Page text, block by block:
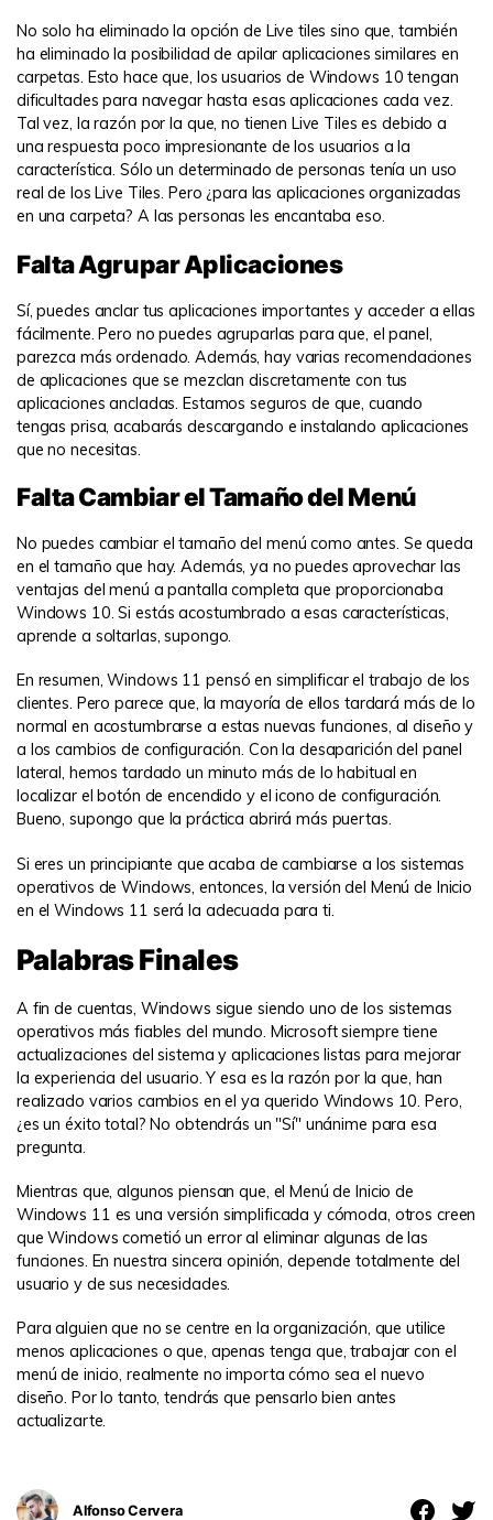
No solo ha eliminado la opción de Live tiles sino que, también
ha eliminado la posibilidad de apilar aplicaciones similares en
carpetas. Esto hace que, los usuarios de Windows 10 tengan
dificultades para navegar hasta esas aplicaciones cada vez.
Tal vez, la razón por la que, no tienen Live Tiles es debido a
una respuesta poco impresionante de los usuarios a la
característica. Sólo un determinado de personas tenía un uso
real de los Live Tiles. Pero ¿para las aplicaciones organizadas
en una carpeta? A las personas les encantaba eso.
Falta Agrupar Aplicaciones
Sí, puedes anclar tus aplicaciones importantes y acceder a ellas
fácilmente. Pero no puedes agruparlas para que, el panel,
parezca más ordenado. Además, hay varias recomendaciones
de aplicaciones que se mezclan discretamente con tus
aplicaciones ancladas. Estamos seguros de que, cuando
tengas prisa, acabarás descargando e instalando aplicaciones
que no necesitas.
Falta Cambiar el Tamaño del Menú
No puedes cambiar el tamaño del menú como antes. Se queda
en el tamaño que hay. Además, ya no puedes aprovechar las
ventajas del menú a pantalla completa que proporcionaba
Windows 10. Si estás acostumbrado a esas características,
aprende a soltarlas, supongo.
En resumen, Windows 11 pensó en simplificar el trabajo de los
clientes. Pero parece que, la mayoría de ellos tardará más de lo
normal en acostumbrarse a estas nuevas funciones, al diseño y
a los cambios de configuración. Con la desaparición del panel
lateral, hemos tardado un minuto más de lo habitual en
localizar el botón de encendido y el icono de configuración.
Bueno, supongo que la práctica abrirá más puertas.
Si eres un principiante que acaba de cambiarse a los sistemas
operativos de Windows, entonces, la versión del Menú de Inicio
en el Windows 11 será la adecuada para ti.
Palabras Finales
A fin de cuentas, Windows sigue siendo uno de los sistemas
operativos más fiables del mundo. Microsoft siempre tiene
actualizaciones del sistema y aplicaciones listas para mejorar
la experiencia del usuario. Y esa es la razón por la que, han
realizado varios cambios en el ya querido Windows 10. Pero,
¿es un éxito total? No obtendrás un "Sí" unánime para esa
pregunta.
Mientras que, algunos piensan que, el Menú de Inicio de
Windows 11 es una versión simplificada y cómoda, otros creen
que Windows cometió un error al eliminar algunas de las
funciones. En nuestra sincera opinión, depende totalmente del
usuario y de sus necesidades.
Para alguien que no se centre en la organización, que utilice
menos aplicaciones o que, apenas tenga que, trabajar con el
menú de inicio, realmente no importa cómo sea el nuevo
diseño. Por lo tanto, tendrás que pensarlo bien antes
actualizarte.
Alfonso Cervera